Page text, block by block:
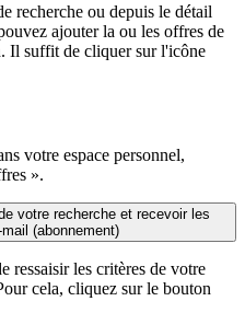
recherche ou depuis le détail
ajouter la ou les offres de
Il suffit de cliquer sur l'icône
votre espace personnel,
».
votre recherche et recevoir les
(abonnement)
ressaisir les critères de votre
cela, cliquez sur le bouton